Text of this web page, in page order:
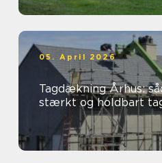
05. April 2026
Tagdækning Århus:
stærkt og holdbart